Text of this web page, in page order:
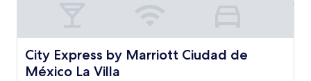
City Express by Marriott Ciudad de
México La Villa
City Express by Marriott Ciudad de México La Villa